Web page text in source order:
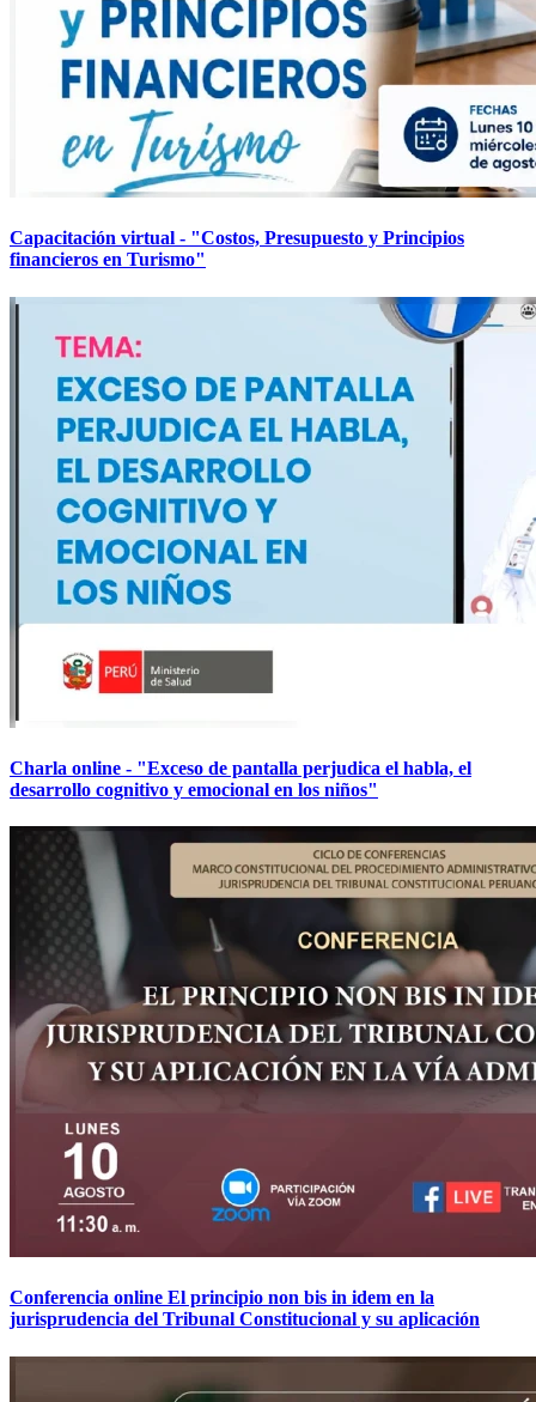
Capacitación virtual - "Costos, Presupuesto y Principios
financieros en Turismo"
Charla online - "Exceso de pantalla perjudica el habla, el
desarrollo cognitivo y emocional en los niños"
Conferencia online El principio non bis in idem en la
jurisprudencia del Tribunal Constitucional y su aplicación